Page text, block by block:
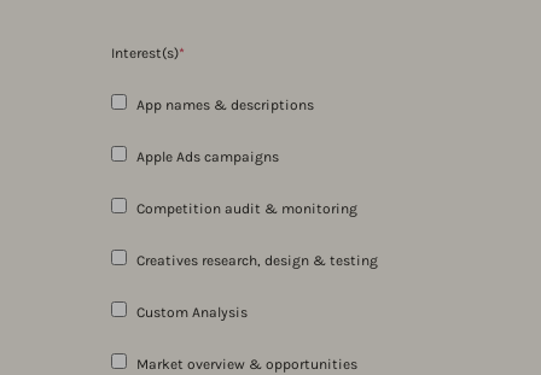
Interest(s)*
App names & descriptions
Apple Ads campaigns
Competition audit & monitoring
Creatives research, design & testing
Custom Analysis
Market overview & opportunities